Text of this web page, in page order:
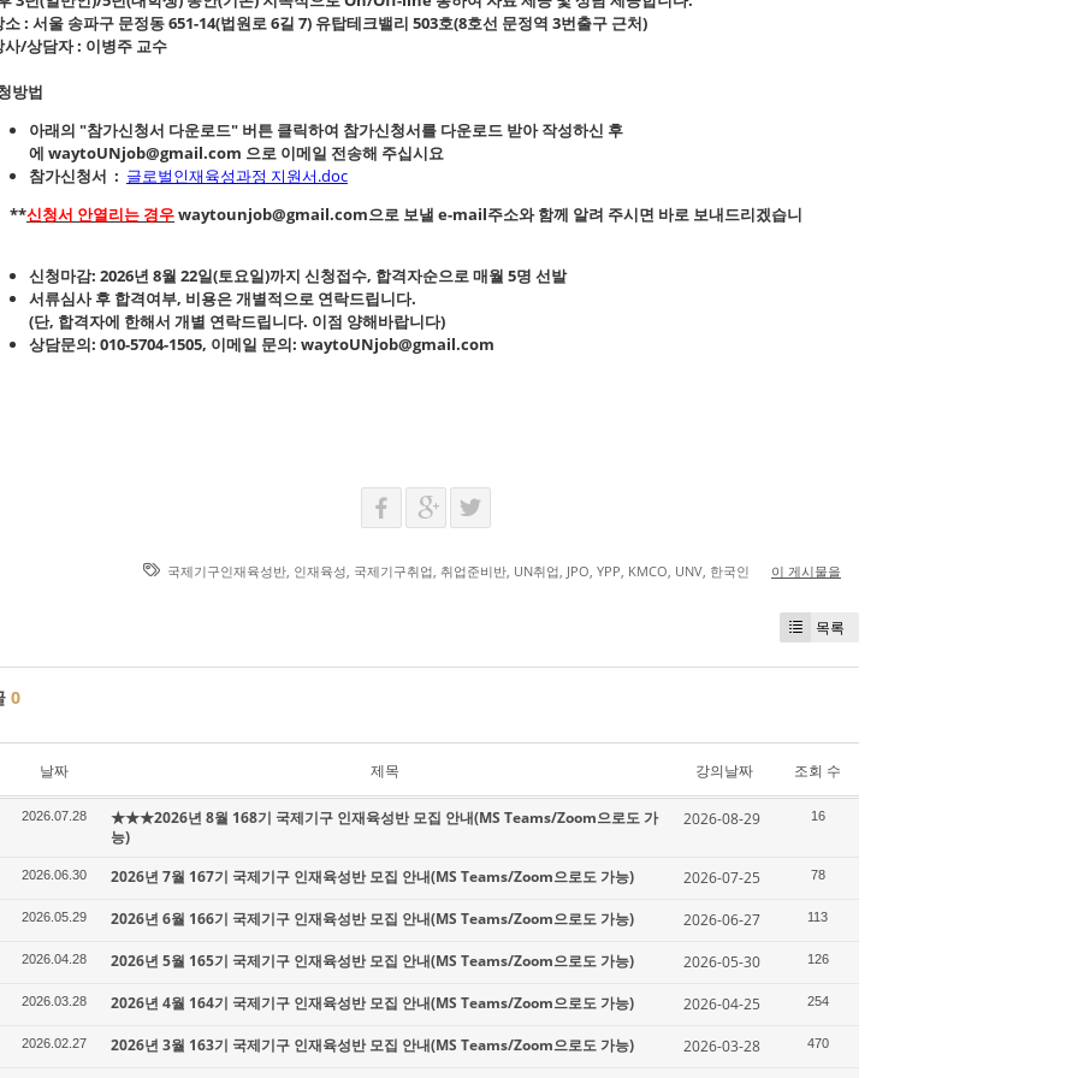
소 : 서울 송파구 문정동 651-14(법원로 6길 7) 유탑테크밸리 503호(8호선 문정역 3번출구 근처)
사/상담자 : 이병주 교수
방법
아래의 "참가신청서 다운로드" 버튼 클릭하여 참가신청서를 다운로드 받아 작성하신 후
에 waytoUNjob@gmail.com 으로 이메일 전송해 주십시요
참가신청서 : 글로벌인재육성과정 지원서.doc
신청서 안열리는 경우waytounjob@gmail.com으로 보낼 e-mail주소와 함께 알려 주시면 바로 보내드리겠습니
신청마감: 2026년 8월 22일(토요일)까지 신청접수, 합격자순으로 매월 5명 선발
서류심사후 합격여부, 비용은 개별적으로 연락드립니다.
(단, 합격자에 한해서 개별 연락드립니다. 이점 양해바랍니다)
상담문의: 010-5704-1505, 이메일 문의: waytoUNjob@gmail.com
국제기구인재육성반 인재육성 국제기구취업 취업준비반 UN취업 JPO YPP KMCO UNV 한국인 이 게시물을
목록
0
날짜 제목 강의날짜 조회 수
2026.07.28
★★★2026년 8월 168기 국제기구 인재육성반 모집 안내(MS Teams/Zoom으로도 가
능)
2026-08-29 16
2026.06.30 2026년 7월 167기 국제기구 인재육성반 모집 안내(MS Teams/Zoom으로도 가능) 2026-07-25 78
2026.05.29 2026년 6월 166기 국제기구 인재육성반 모집 안내(MS Teams/Zoom으로도 가능) 2026-06-27 113
2026.04.28 2026년 5월 165기 국제기구 인재육성반 모집 안내(MS Teams/Zoom으로도 가능) 2026-05-30 126
2026.03.28 2026년 4월 164기 국제기구 인재육성반 모집 안내(MS Teams/Zoom으로도 가능) 2026-04-25 254
2026.02.27 2026년 3월 163기 국제기구 인재육성반 모집 안내(MS Teams/Zoom으로도 가능) 2026-03-28 470